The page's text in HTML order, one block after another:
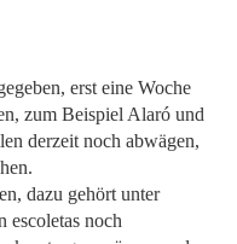
erst eine Woche
zum Beispiel Alaró und
derzeit noch abwägen,
dazu gehört unter
escoletas noch